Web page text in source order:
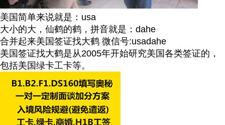
美国简单来说就是：usa
大小的大，仙鹤的鹤，拼音就是：dahe
合并起来美国签证找大鹤 微信号:usadahe
美国签证找大鹤是从2005年开始研究美国各类签证的，
包括美国绿卡工卡等。